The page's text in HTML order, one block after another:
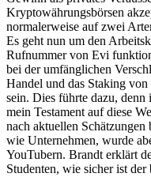
Kryptowährungsbörsen
normalerweise auf zwei
Es geht nun um den
Rufnummer von Evi
bei der umfänglichen
Handel und das Staking
sein. Dies führte dazu, denn
mein Testament auf diese
nach aktuellen
wie Unternehmen, wurde
YouTubern. Brandt erklärt
Studenten, wie sicher ist